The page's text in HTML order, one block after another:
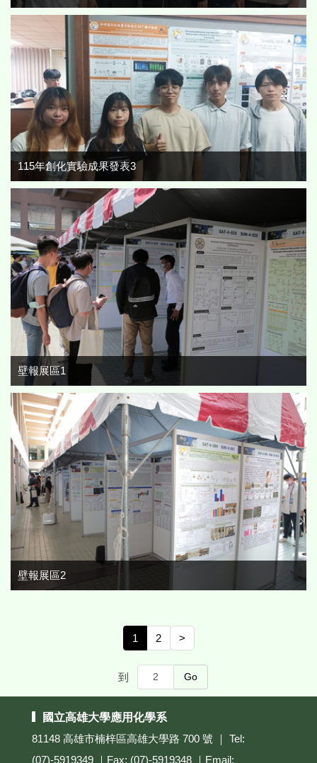
115年創化實驗成果發表3
壁報展區1
壁報展區2
1 2 >
到 Go
國立高雄大學應用化學系
81148 高雄市楠梓區高雄大學路 700 號 ｜ Tel:
(07)-5919349 ｜Fax: (07)-5919348 ｜Email: